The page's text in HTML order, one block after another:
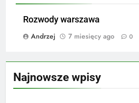
Rozwody warszawa
Andrzej
7 miesięcy ago 0
Najnowsze wpisy